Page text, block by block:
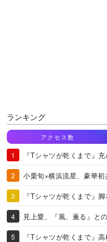
ランキング
アクセス数
『Tシャツが乾くまで』
小栗旬×横浜流星、豪華
『Tシャツが乾くまで』
見上愛、『風、薫る』と
『Tシャツが乾くまで』